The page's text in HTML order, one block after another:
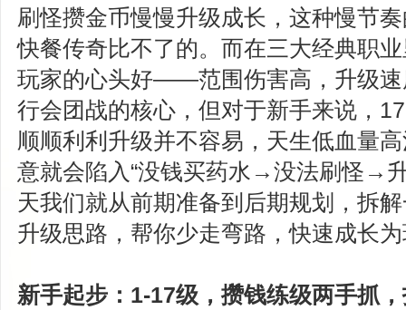
刷怪攒金币慢慢升级成长，这种慢节
快餐传奇比不了的。而在三大经典职
玩家的心头好——范围伤害高，升级速
行会团战的核心，但对于新手来说，
顺顺利利升级并不容易，天生低血量
意就会陷入“没钱买药水→没法刷怪→
天我们就从前期准备到后期规划，拆
升级思路，帮你少走弯路，快速成长
新手起步：1-17级，攒钱练级两手抓